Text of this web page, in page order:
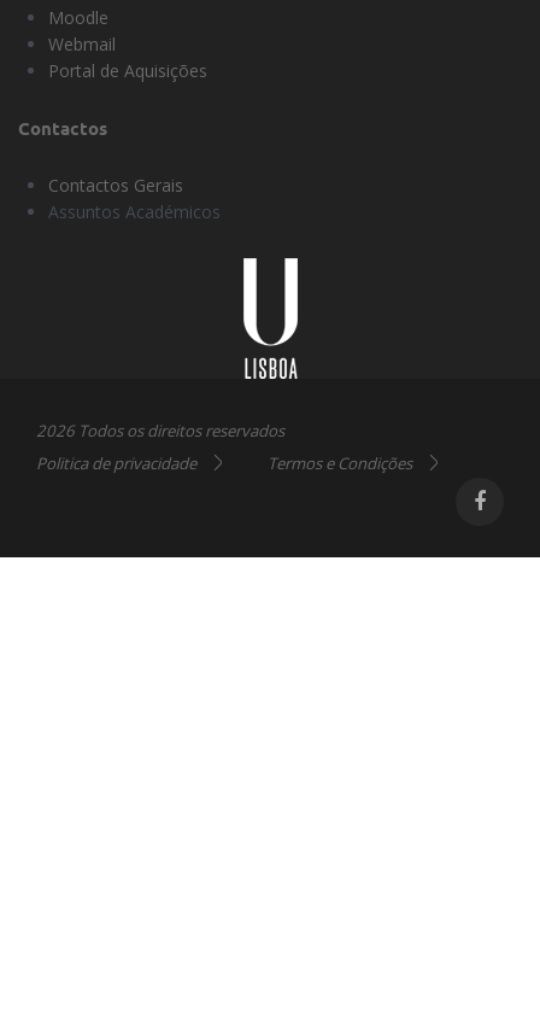
Moodle
Webmail
Portal de Aquisições
Contactos
Contactos Gerais
Assuntos Académicos
2026 Todos os direitos reservados
Politica de privacidade
Termos e Condições